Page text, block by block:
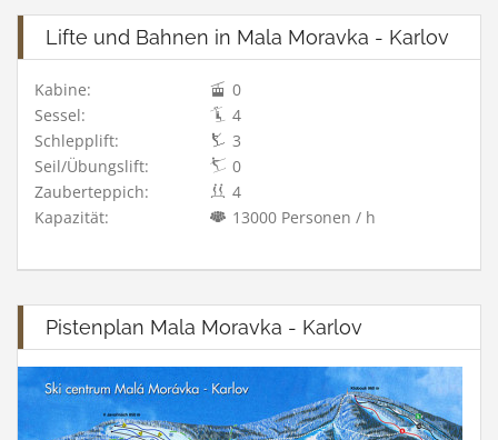
Lifte und Bahnen in Mala Moravka - Karlov
Kabine:
0
Sessel:
4
Schlepplift:
3
Seil/Übungslift:
0
Zauberteppich:
4
Kapazität:
13000 Personen / h
Pistenplan Mala Moravka - Karlov